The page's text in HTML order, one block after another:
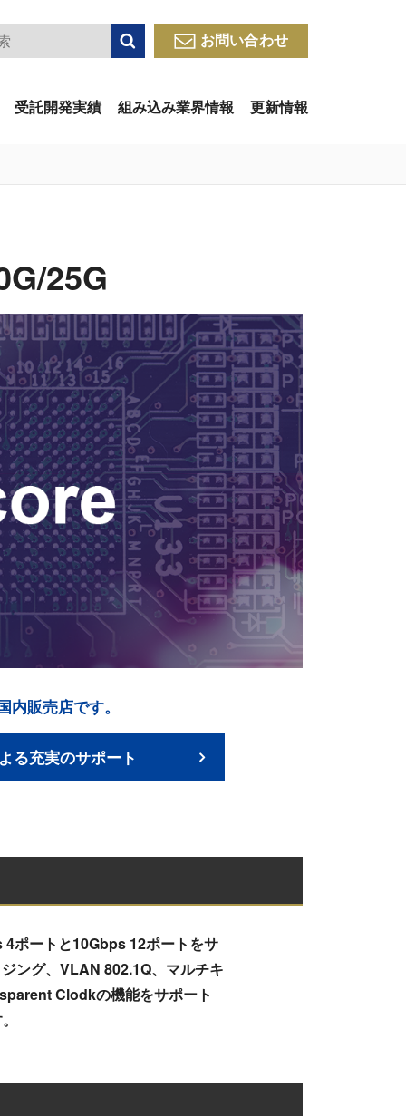
検索 お問い合わせ
受託開発実績 組み込み業界情報 更新情報
25G
販売店です。
る充実のサポート
ポートと10Gbps 12ポートをサ
ング、VLAN 802.1Q、マルチキ
Clodkの機能をサポート